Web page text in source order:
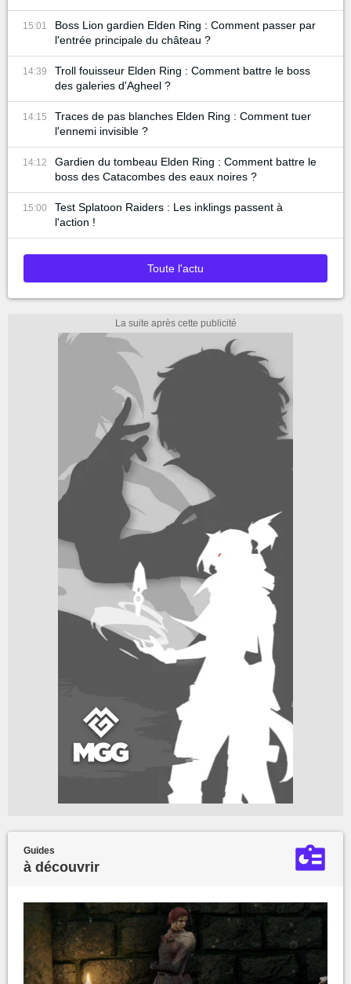
15:01
Boss Lion gardien Elden Ring : Comment passer par
l'entrée principale du château ?
14:39
Troll fouisseur Elden Ring : Comment battre le boss
des galeries d'Agheel ?
14:15
Traces de pas blanches Elden Ring : Comment tuer
l'ennemi invisible ?
14:12
Gardien du tombeau Elden Ring : Comment battre le
boss des Catacombes des eaux noires ?
15:00
Test Splatoon Raiders : Les inklings passent à
l'action !
Toute l'actu
Guides
à découvrir